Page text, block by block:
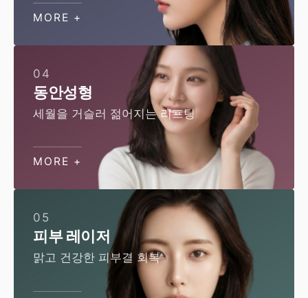
MORE +
04
동안성형
세월을 거슬러 젊어지는 리프팅
MORE +
05
피부 레이저
맑고 건강한 피부결 회복